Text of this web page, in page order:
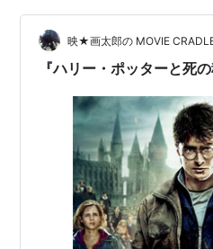
映★画太郎の MOVIE
『ハリー・ポッターと死